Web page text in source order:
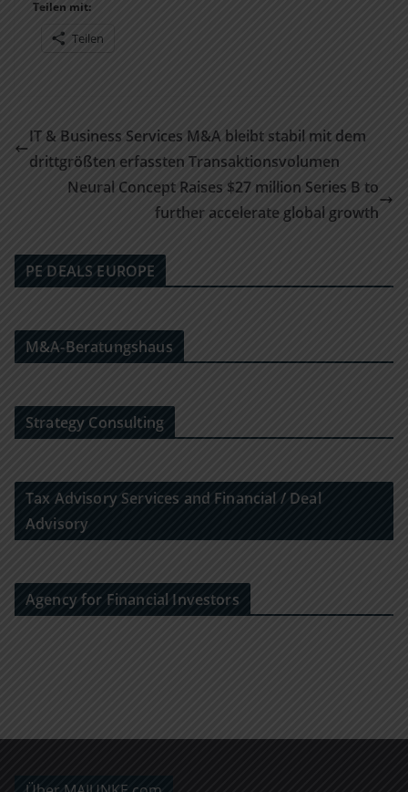
Teilen mit:
Teilen
IT & Business Services M&A bleibt stabil mit dem
drittgrößten erfassten Transaktionsvolumen
Neural Concept Raises $27 million Series B to
further accelerate global growth
PE DEALS EUROPE
M&A-Beratungshaus
Strategy Consulting
Tax Advisory Services and Financial / Deal
Advisory
Agency for Financial Investors